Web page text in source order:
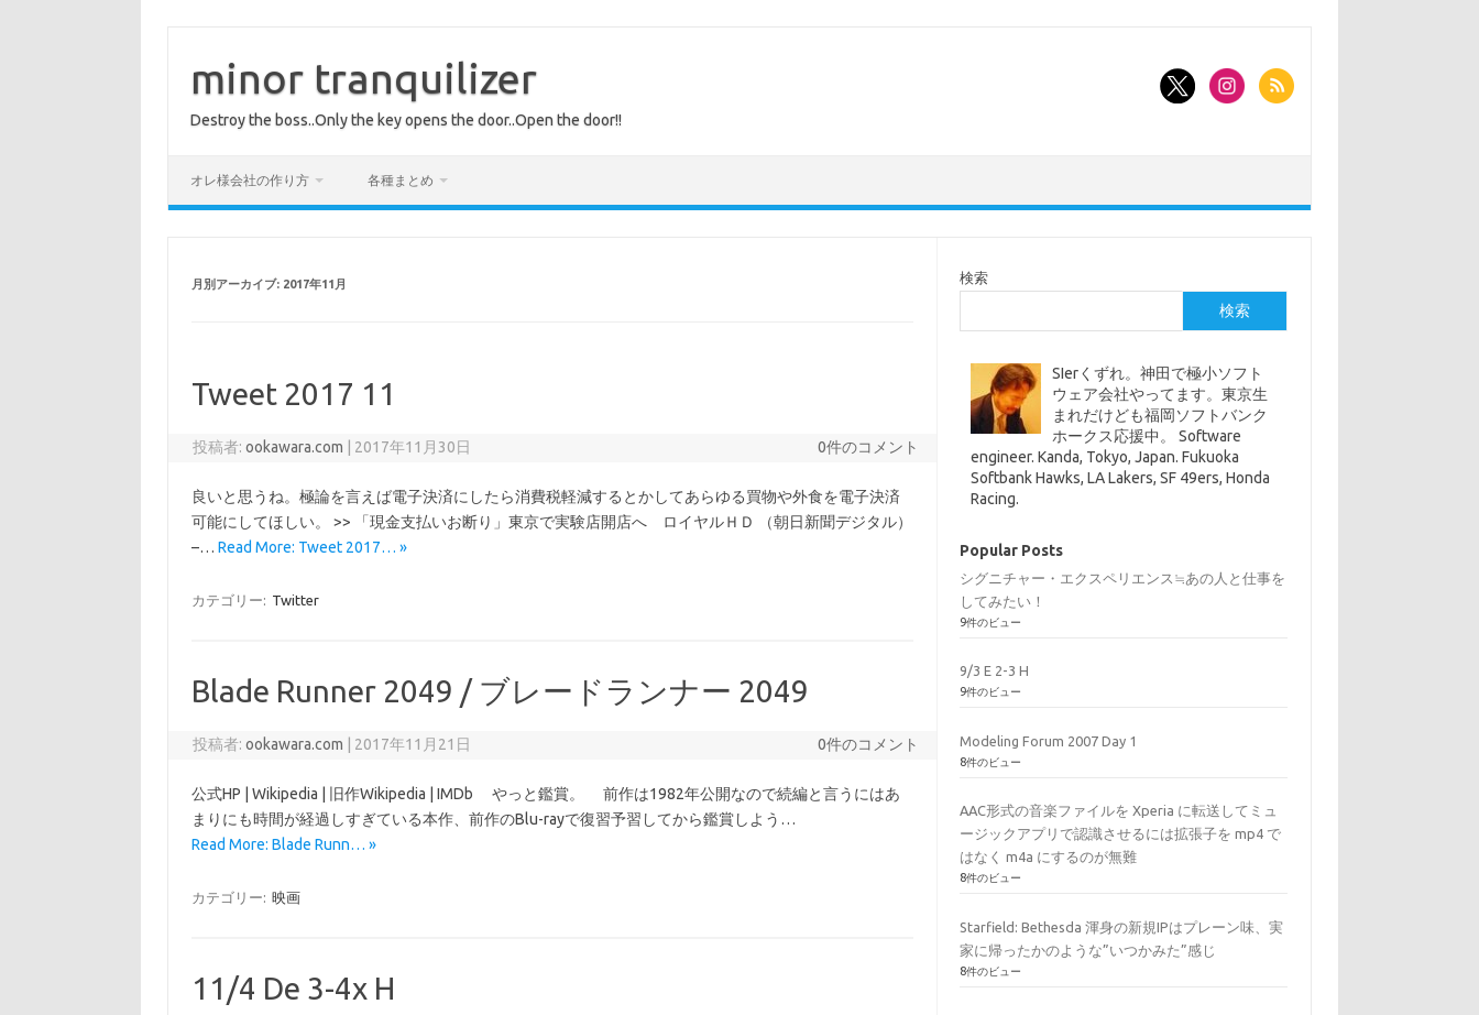
minor tranquilizer
Destroy the boss..Only the key opens the door..Open the door!!
オレ様会社の作り方 各種まとめ
月別アーカイブ: 2017年11月
Tweet 2017 11
投稿者:ookawara.com 2017年11月30日 0件のコメント
良いと思うね。極論を言えば電子決済にしたら消費税軽減するとかしてあらゆる買物や外食を電子決済
可能にしてほしい。 >> 「現金支払いお断り」東京で実験店開店へ ロイヤルＨＤ （朝日新聞デジタル）
–… Read More: Tweet 2017… »
カテゴリー: Twitter
Blade Runner 2049 / ブレードランナー 2049
投稿者:ookawara.com 2017年11月21日 0件のコメント
公式HP | Wikipedia | 旧作Wikipedia | IMDb やっと鑑賞。 前作は1982年公開なので続編と言うにはあ
まりにも時間が経過しすぎている本作、前作のBlu-rayで復習予習してから鑑賞しよう…
Read More: Blade Runn… »
カテゴリー: 映画
11/4 De 3-4x H
検索
検索
SIerくずれ。神田で極小ソフト
ウェア会社やってます。東京生
まれだけども福岡ソフトバンク
ホークス応援中。 Software
engineer. Kanda, Tokyo, Japan. Fukuoka
Softbank Hawks, LA Lakers, SF 49ers, Honda
Racing.
Popular Posts
シグニチャー・エクスペリエンス≒あの人と仕事を
してみたい！
9件のビュー
9/3 E 2-3 H
9件のビュー
Modeling Forum 2007 Day 1
8件のビュー
AAC形式の音楽ファイルを Xperia に転送してミュ
ージックアプリで認識させるには拡張子を mp4 で
はなく m4a にするのが無難
8件のビュー
Starfield: Bethesda 渾身の新規IPはプレーン味、実
家に帰ったかのような”いつかみた”感じ
8件のビュー